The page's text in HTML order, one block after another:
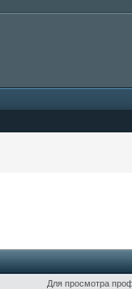
Для просмотра